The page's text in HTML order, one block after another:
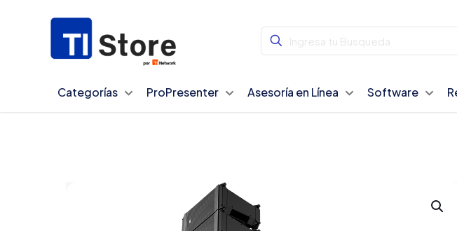
Categorías ProPresenter Asesoría en Línea Software